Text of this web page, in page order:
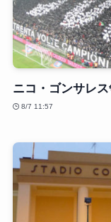
ニコ・ゴンサレ
8/7 11:57